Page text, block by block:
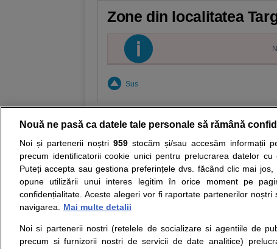
Zone din localitatea
Sus
Resurse: Autoevaluare simptome
Opiniile avizate ale medicilor, sfaturile si orice alte
nici diagnosticul stabilit in urma investigatiilor si
ii punem la dispozitie pentru programare in
Despre noi
Despre noi
Legal
Termeni si conditii
Nouă ne pasă ca datele tale personale să rămână
Noi și partenerii noștri 959stocăm și/sau accesăm informații
precum identificatorii cookie unici pentru prelucrarea datelor cu
Puteți accepta sau gestiona preferințele dvs. făcând clic mai jos,
opune utilizării unui interes legitim în orice moment pe
confidențialitate. Aceste alegeri vor fi raportate partenerilor noștri
navigarea.
Mai multe detalii
Noi si partenerii nostri (retelele de socializare si agentiile de
precum si furnizorii nostri de servicii de date analitice)